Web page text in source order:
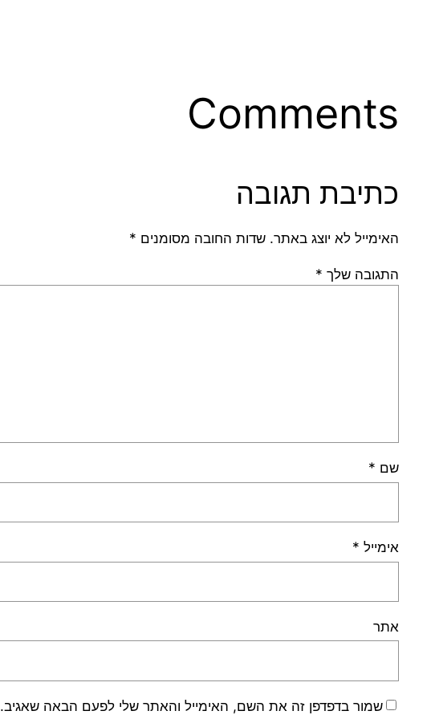
Comments
כתיבת תגובה
האימייל לא יוצג באתר. שדות החובה מסומנים *
התגובה שלך *
שם *
אימייל *
אתר
שמור בדפדפן זה את השם, האימייל והאתר שלי לפעם הבאה שאגיב.